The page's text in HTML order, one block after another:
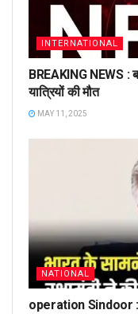
INTERNATIONAL
BREAKING NEWS :
यात्रियों की मौत
MAY 11, 2025
NATIONAL
operation Sindoor :